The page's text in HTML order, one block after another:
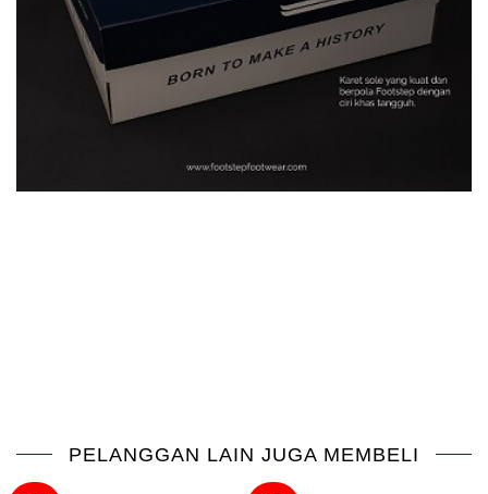
PELANGGAN LAIN JUGA MEMBELI